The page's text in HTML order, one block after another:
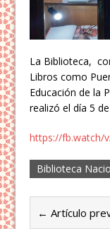
La Biblioteca,
Libros como
Educación de la
realizó el día 5
https://fb.watch/
Biblioteca
← Artículo